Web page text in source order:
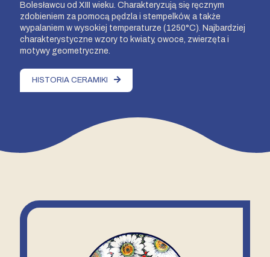
Bolesławcu od XIII wieku. Charakteryzują się ręcznym
zdobieniem za pomocą pędzla i stempelków, a także
wypalaniem w wysokiej temperaturze (1250°C). Najbardziej
charakterystyczne wzory to kwiaty, owoce, zwierzęta i
motywy geometryczne.
HISTORIA CERAMIKI